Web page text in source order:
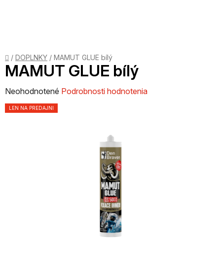
Domov
/ DOPLNKY / MAMUT GLUE bílý
MAMUT GLUE bílý
Priemerné
hodnotenie
Neohodnotené Podrobnosti hodnotenia
LEN NA PREDAJNI